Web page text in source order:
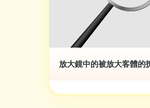
放大鏡中的被放大客體的